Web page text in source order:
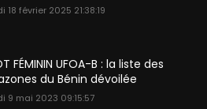
18 février 2025 21:38:19
FÉMININ UFOA-B : la liste des
du Bénin dévoilée
9 mai 2023 09:15:57